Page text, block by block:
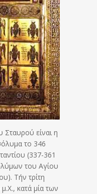
Σταυρού είναι η
το 346
(337-361
του Αγίου
Τήν τρίτη
κατά μία των